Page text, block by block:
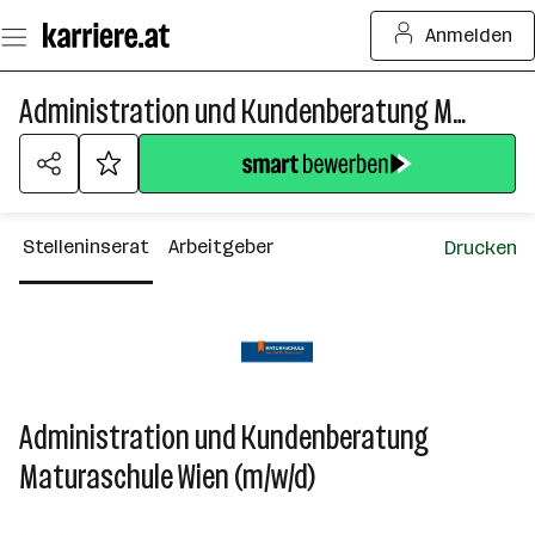
Seiteninhalt
springen
Anmelden
Administration und Kundenberatung Maturaschule (m/w/d)
Stelleninserat Arbeitgeber Drucken
Administration und Kundenberatung
Maturaschule Wien (m/w/d)